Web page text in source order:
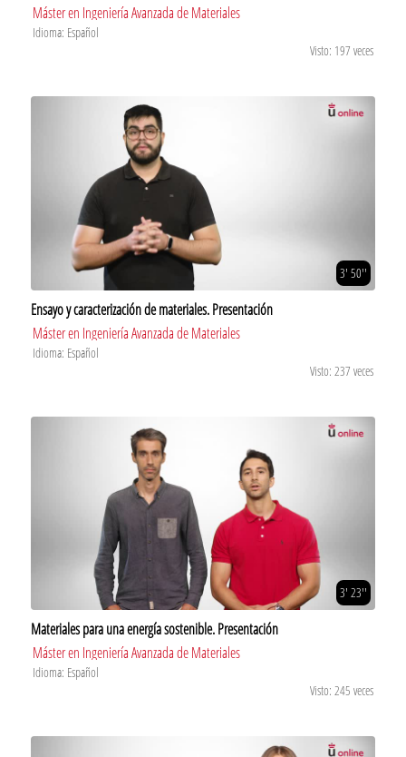
Máster en Ingeniería Avanzada de Materiales
Idioma: Español
Visto: 197 veces
3' 50''
Ensayo y caracterización de materiales. Presentación
Máster en Ingeniería Avanzada de Materiales
Idioma: Español
Visto: 237 veces
3' 23''
Materiales para una energía sostenible. Presentación
Máster en Ingeniería Avanzada de Materiales
Idioma: Español
Visto: 245 veces